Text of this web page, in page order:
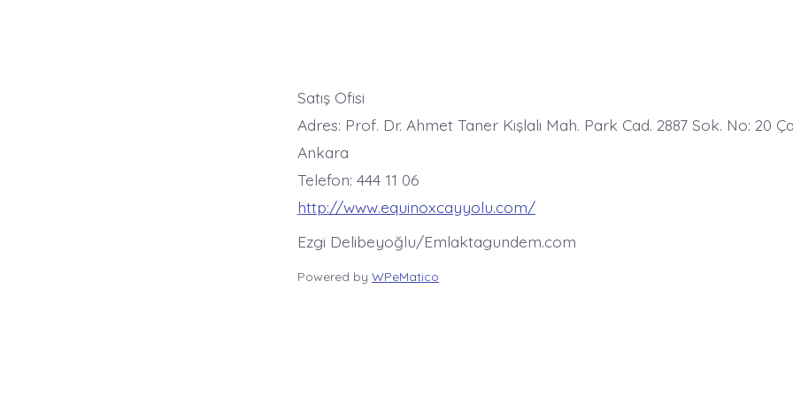
Satış Ofisi
Adres: Prof. Dr. Ahmet Taner Kışlalı Mah. Park Cad. 2887 Sok. No: 20
Ankara
Telefon: 444 11 06
http://www.equinoxcayyolu.com/
Ezgi Delibeyoğlu/Emlaktagundem.com
Powered by WPeMatico